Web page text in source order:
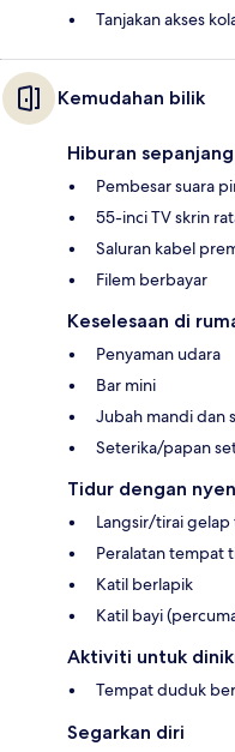
Tanjakan akses
Kemudahan bilik
Hiburan
Pembesar suara
55-inci TV skrin
Saluran kabel
Filem berbayar
Keselesaan di
Penyaman udara
Bar mini
Jubah mandi dan
Seterika/papan
Tidur dengan
Langsir/tirai gelap
Peralatan tempat
Katil berlapik
Katil bayi
Aktiviti untuk
Tempat duduk
Segarkan diri